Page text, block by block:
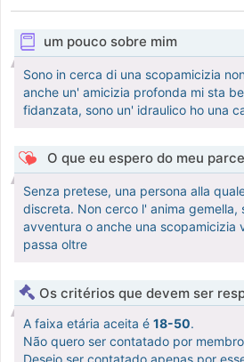
um pouco sobre mim
Sono in cerca di una scopamicizia
anche un' amicizia profonda mi sta
fidanzata, sono un' idraulico ho una
O que eu espero do meu
Senza pretese, una persona alla
discreta. Non cerco l' anima gemella,
avventura o anche una scopamicizia
passa oltre
Os critérios que devem ser
A faixa etária aceita é 18-50.
Não quero ser contatado por